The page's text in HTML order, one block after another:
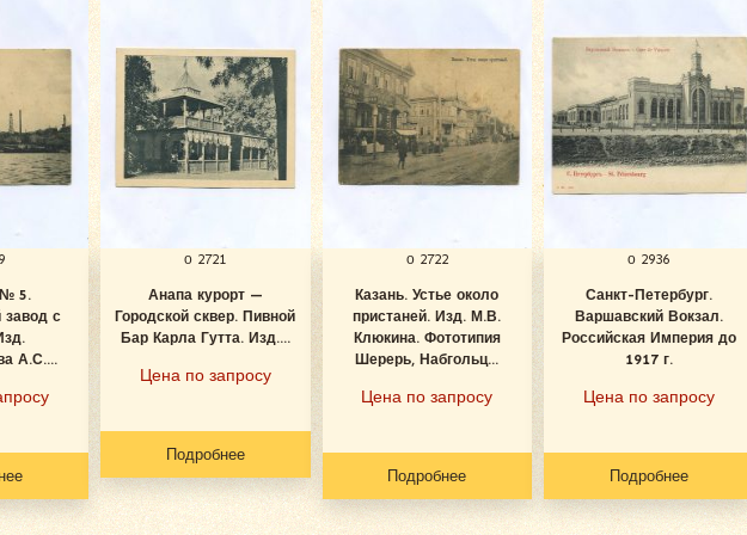
5.
завод с
А.С....
о 2721
Анапа курорт —
Городской сквер. Пивной
Бар Карла Гутта. Изд....
Цена по запросу
Подробнее
о 2722
Казань. Устье около
пристаней. Изд. М.В.
Клюкина. Фототипия
Шерерь, Набгольц...
Цена по запросу
Подробнее
о 2936
Санкт-Петербург.
Варшавский Вокзал.
Российская Империя до
1917 г.
Цена по запросу
Подробнее